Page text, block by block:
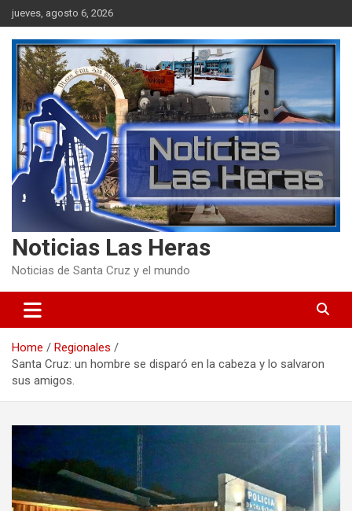
Skip
to
content
jueves, agosto 6, 2026
Noticias Las Heras
Noticias de Santa Cruz y el mundo
Home
Regionales
Santa Cruz: un hombre se disparó en la cabeza y lo salvaron
sus amigos.